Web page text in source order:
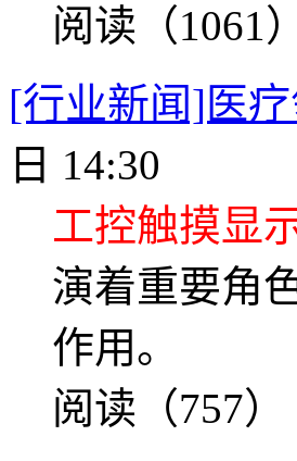
阅读（1061）
[行业新闻]医
日 14:30
工控触摸显
演着重要角
作用。
阅读（757）